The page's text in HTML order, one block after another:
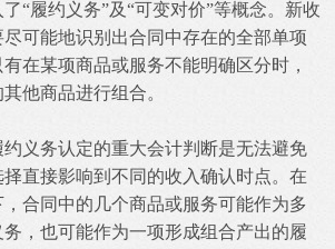
“履约义务”及“可变对价”等概念。新收
尽可能地识别出合同中存在的全部单项
在某项商品或服务不能明确区分时，
他商品进行组合。
义务认定的重大会计判断是无法避免
直接影响到不同的收入确认时点。在
合同中的几个商品或服务可能作为多
，也可能作为一项形成组合产出的履